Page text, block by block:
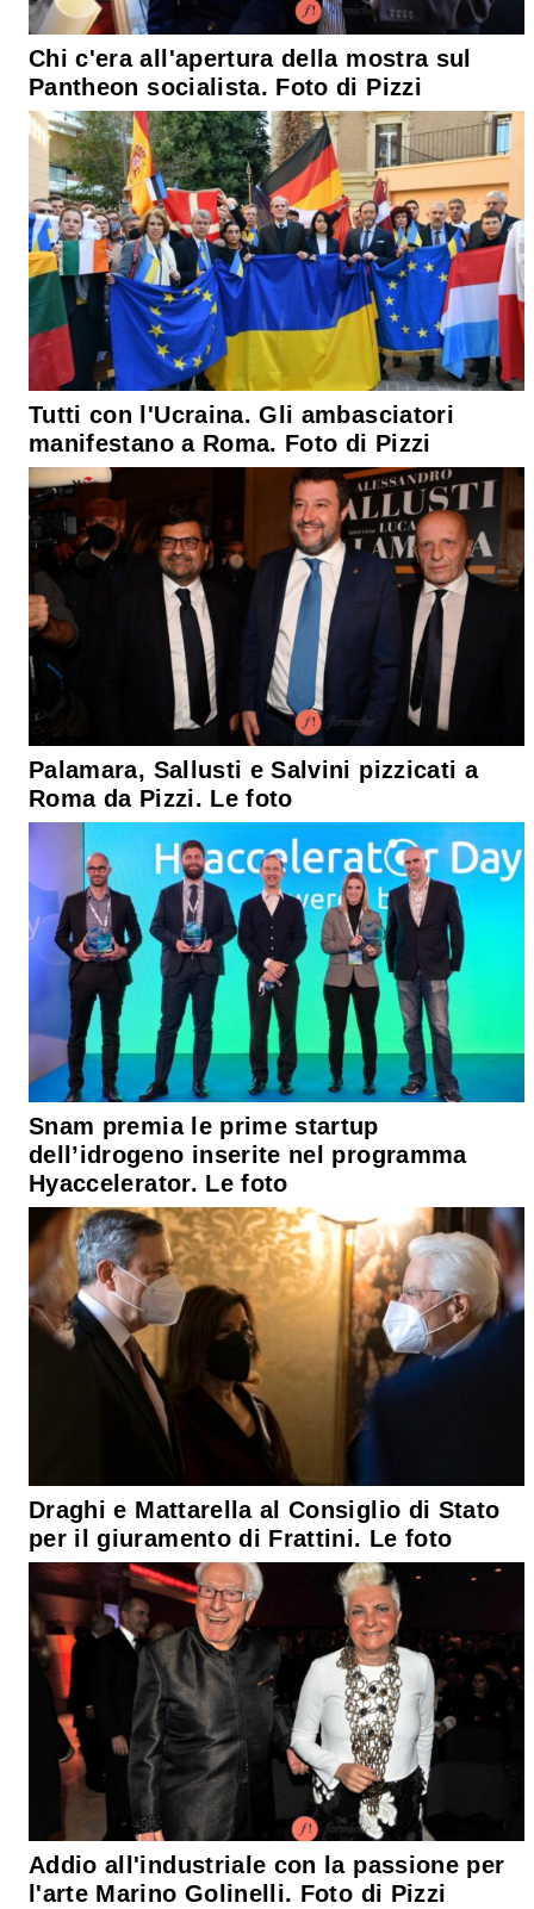
Chi c'era all'apertura della mostra sul
Pantheon socialista. Foto di Pizzi
Tutti con l'Ucraina. Gli ambasciatori
manifestano a Roma. Foto di Pizzi
Palamara, Sallusti e Salvini pizzicati a
Roma da Pizzi. Le foto
Snam premia le prime startup
dell’idrogeno inserite nel programma
Hyaccelerator. Le foto
Draghi e Mattarella al Consiglio di Stato
per il giuramento di Frattini. Le foto
Addio all'industriale con la passione per
l'arte Marino Golinelli. Foto di Pizzi